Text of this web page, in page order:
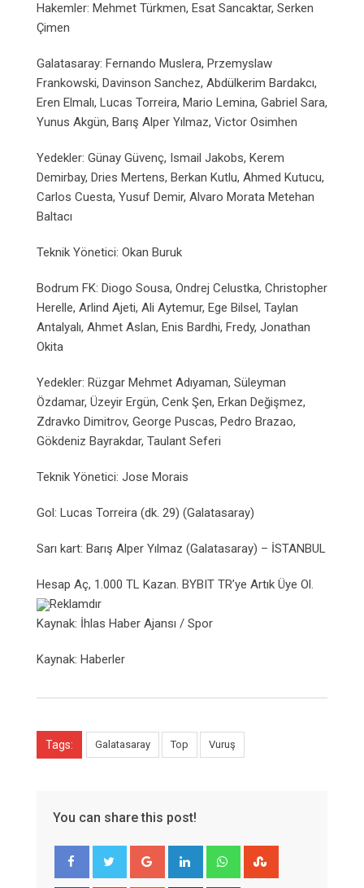
Hakemler: Mehmet Türkmen, Esat Sancaktar, Serken
Çimen
Galatasaray: Fernando Muslera, Przemyslaw
Frankowski, Davinson Sanchez, Abdülkerim Bardakcı,
Eren Elmalı, Lucas Torreira, Mario Lemina, Gabriel Sara,
Yunus Akgün, Barış Alper Yılmaz, Victor Osimhen
Yedekler: Günay Güvenç, Ismail Jakobs, Kerem
Demirbay, Dries Mertens, Berkan Kutlu, Ahmed Kutucu,
Carlos Cuesta, Yusuf Demir, Alvaro Morata Metehan
Baltacı
Teknik Yönetici: Okan Buruk
Bodrum FK: Diogo Sousa, Ondrej Celustka, Christopher
Herelle, Arlind Ajeti, Ali Aytemur, Ege Bilsel, Taylan
Antalyalı, Ahmet Aslan, Enis Bardhi, Fredy, Jonathan
Okita
Yedekler: Rüzgar Mehmet Adıyaman, Süleyman
Özdamar, Üzeyir Ergün, Cenk Şen, Erkan Değişmez,
Zdravko Dimitrov, George Puscas, Pedro Brazao,
Gökdeniz Bayrakdar, Taulant Seferi
Teknik Yönetici: Jose Morais
Gol: Lucas Torreira (dk. 29) (Galatasaray)
Sarı kart: Barış Alper Yılmaz (Galatasaray) – İSTANBUL
Hesap Aç, 1.000 TL Kazan. BYBIT TR’ye Artık Üye Ol.
Reklamdır
Kaynak: İhlas Haber Ajansı / Spor
Kaynak: Haberler
Tags: Galatasaray Top Vuruş
You can share this post!
Google+ LinkedIn Whatsapp